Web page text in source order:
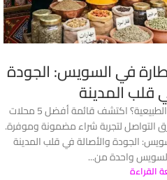
عطارة في السويس: الجودة
قلب المدينة
تبحث عن التوابل الطازجة والأعشاب الطبيعية؟ اكتشف قائمة أفضل 5 محلات
التواصل لتجربة شراء مضمونة وموفرة.
في السويس: الجودة والأصالة في قلب المدينة
واحدة من...
القراءة